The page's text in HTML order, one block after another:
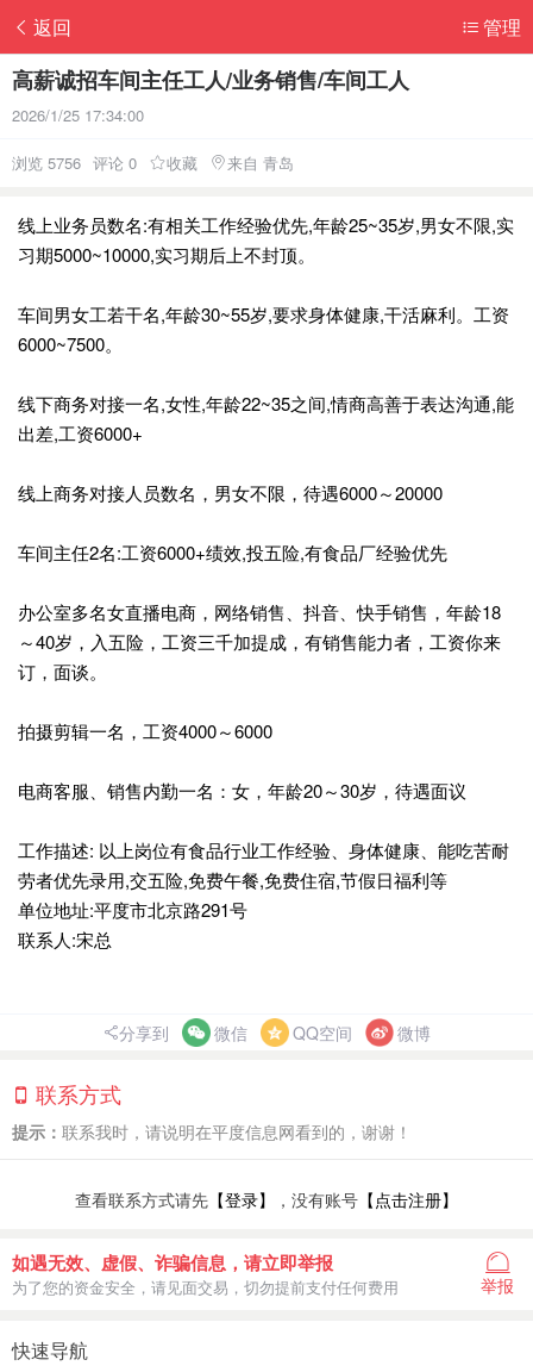
返回 管理
高薪诚招车间主任工人/业务销售/车间工人
2026/1/25 17:34:00
浏览 5756 评论 0 收藏 来自 青岛
线上业务员数名:有相关工作经验优先,年龄25~35岁,男女不限,实
习期5000~10000,实习期后上不封顶。
车间男女工若干名,年龄30~55岁,要求身体健康,干活麻利。工资
6000~7500。
线下商务对接一名,女性,年龄22~35之间,情商高善于表达沟通,能
出差,工资6000+
线上商务对接人员数名，男女不限，待遇6000～20000
车间主任2名:工资6000+绩效,投五险,有食品厂经验优先
办公室多名女直播电商，网络销售、抖音、快手销售，年龄18
～40岁，入五险，工资三千加提成，有销售能力者，工资你来
订，面谈。
拍摄剪辑一名，工资4000～6000
电商客服、销售内勤一名：女，年龄20～30岁，待遇面议
工作描述: 以上岗位有食品行业工作经验、身体健康、能吃苦耐
劳者优先录用,交五险,免费午餐,免费住宿,节假日福利等
单位地址:平度市北京路291号
联系人:宋总
分享到 微信 QQ空间 微博
联系方式
提示： 联系我时，请说明在平度信息网看到的，谢谢！
查看联系方式请先 【登录】 ，没有账号 【点击注册】
如遇无效、虚假、诈骗信息，请立即举报
为了您的资金安全，请见面交易，切勿提前支付任何费用 举报
快速导航